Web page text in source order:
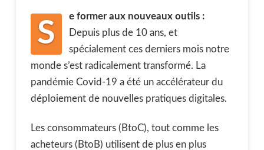
S
e former aux nouveaux outils :
Depuis plus de 10 ans, et
spécialement ces derniers mois notre
monde s’est radicalement transformé. La
pandémie Covid-19 a été un accélérateur du
déploiement de nouvelles pratiques digitales.
Les consommateurs (BtoC), tout comme les
acheteurs (BtoB) utilisent de plus en plus